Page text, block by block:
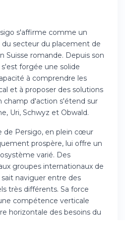
s'affirme comme un
secteur du placement de
Suisse romande. Depuis son
forgée une solide
à comprendre les
et à proposer des solutions
champ d'action s'étend sur
Uri, Schwyz et Obwald.
de Persigo, en plein cœur
prospère, lui offre un
varié. Des
groupes internationaux de
naviguer entre des
très différents. Sa force
compétence verticale
horizontale des besoins du